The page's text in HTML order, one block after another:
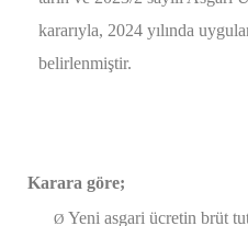
kararıyla, 2024 yılında
belirlenmiştir.
Karara göre;
Ø Yeni asgari ücretin brüt